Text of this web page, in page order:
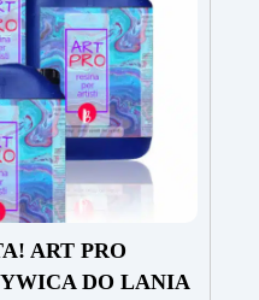
i ochronną
do każdego
i bezzapachowa,
i BPA, idealna do
pracy
ART PRO
DO LANIA